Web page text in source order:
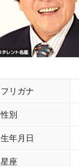
フリガナ
性別
生年月日
星座